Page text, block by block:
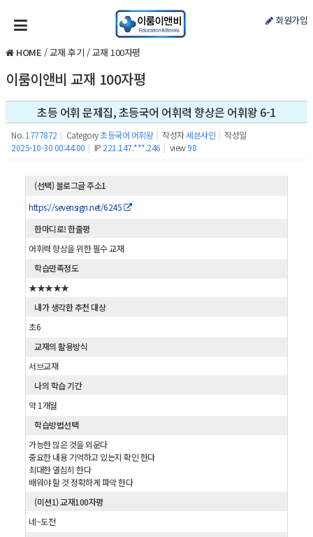
회원가입
HOME /교재 후기 /교재 100자평
이룸이앤비 교재 100자평
초등 어휘 문제집, 초등국어 어휘력 향상은 어휘왕 6-1
No. 1777872 | Category초등국어 어휘왕 | 작성자세븐사인 | 작성일
2025-10-30 00:44:00 | IP 221.147.***.246 | view 98
(선택) 블로그글 주소1
https://sevensign.net/6245
한마디로! 한줄평
어휘력 향상을 위한 필수 교재
학습만족정도
★★★★★
내가 생각한 추천 대상
초6
교재의 활용방식
서브교재
나의 학습 기간
약 1개월
학습방법선택
가능한 많은 것을 외운다
중요한 내용 기억하고 있는지 확인 한다
최대한 열심히 한다
배워야 할 것 정확하게 파악 한다
(미션1) 교재100자평
네~도전